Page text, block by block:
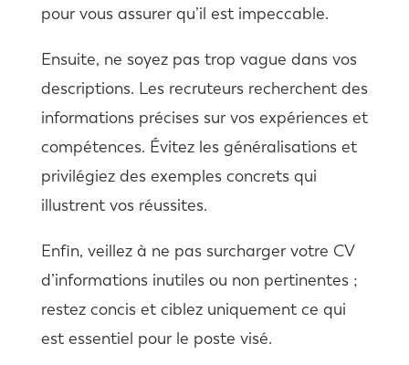
pour vous assurer qu’il est impeccable.
Ensuite, ne soyez pas trop vague dans vos
descriptions. Les recruteurs recherchent des
informations précises sur vos expériences et
compétences. Évitez les généralisations et
privilégiez des exemples concrets qui
illustrent vos réussites.
Enfin, veillez à ne pas surcharger votre CV
d’informations inutiles ou non pertinentes ;
restez concis et ciblez uniquement ce qui
est essentiel pour le poste visé.